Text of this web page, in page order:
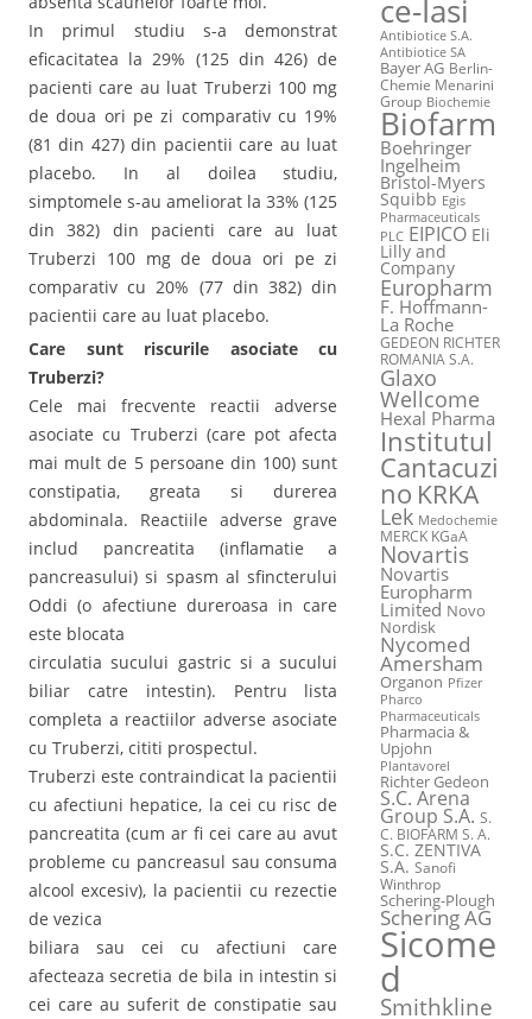
In primul studiu s-a demonstrat
eficacitatea la 29% (125 din 426) de
pacienti care au luat Truberzi 100 mg
de doua ori pe zi comparativ cu 19%
(81 din 427) din pacientii care au luat
placebo. In al doilea studiu,
simptomele s-au ameliorat la 33% (125
din 382) din pacienti care au luat
Truberzi 100 mg de doua ori pe zi
comparativ cu 20% (77 din 382) din
pacientii care au luat placebo.
Care sunt riscurile asociate cu
Truberzi?
Cele mai frecvente reactii adverse
asociate cu Truberzi (care pot afecta
mai mult de 5 persoane din 100) sunt
constipatia, greata si durerea
abdominala. Reactiile adverse grave
includ pancreatita (inflamatie a
pancreasului) si spasm al sfincterului
Oddi (o afectiune dureroasa in care
este blocata
circulatia sucului gastric si a sucului
biliar catre intestin). Pentru lista
completa a reactiilor adverse asociate
cu Truberzi, cititi prospectul.
Truberzi este contraindicat la pacientii
cu afectiuni hepatice, la cei cu risc de
pancreatita (cum ar fi cei care au avut
probleme cu pancreasul sau consuma
alcool excesiv), la pacientii cu rezectie
de vezica
biliara sau cei cu afectiuni care
afecteaza secretia de bila in intestin si
cei care au suferit de constipatie sau
ce-Iasi
Antibiotice S.A.
Antibiotice SA
Bayer AG Berlin-
Chemie Menarini
Group Biochemie
Biofarm
Boehringer
Ingelheim
Bristol-Myers
Squibb Egis
Pharmaceuticals
PLC EIPICO Eli
Lilly and
Company
Europharm
F. Hoffmann-
La Roche
GEDEON RICHTER
ROMANIA S.A.
Glaxo
Wellcome
Hexal Pharma
Institutul
Cantacuzi
no KRKA
Lek Medochemie
MERCK KGaA
Novartis
Novartis
Europharm
Limited Novo
Nordisk
Nycomed
Amersham
Organon Pfizer
Pharco
Pharmaceuticals
Pharmacia &
Upjohn
Plantavorel
Richter Gedeon
S.C. Arena
Group S.A. S.
C. BIOFARM S. A.
S.C. ZENTIVA
S.A. Sanofi
Winthrop
Schering-Plough
Schering AG
Sicome
d
Smithkline